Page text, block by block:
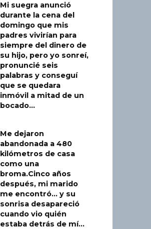
Mi suegra anunció
durante la cena del
domingo que mis
padres vivirían para
siempre del dinero de
su hijo, pero yo sonreí,
pronuncié seis
palabras y conseguí
que se quedara
inmóvil a mitad de un
bocado…
Me dejaron
abandonada a 480
kilómetros de casa
como una
broma.Cinco años
después, mi marido
me encontró… y su
sonrisa desapareció
cuando vio quién
estaba detrás de mí…